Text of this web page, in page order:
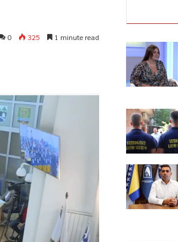
0 325 1 minute read